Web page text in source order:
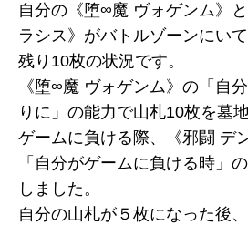
自分の《堕∞魔 ヴォゲンム》
ラシス》がバトルゾーンにい
残り10枚の状況です。
《堕∞魔 ヴォゲンム》の「自
りに」の能力で山札10枚を墓
ゲームに負ける際、《邪闘 デ
「自分がゲームに負ける時」
しました。
自分の山札が５枚になった後